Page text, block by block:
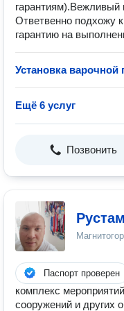
Ответвенно подхожу
гарантию на
Установка варочной
Ещё 6 услуг
Позвонить
Паспорт проверен
комплекс
сооружений и других